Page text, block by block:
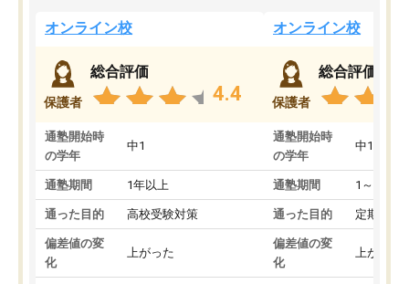
オンライン校
保護者
総合評価
4.4
通塾開始時
の学年
中1
通塾期間 1年以上
通った目的 高校受験対策
偏差値の変
化
上がった
オンライン校
保護者
総合評価
通塾開始時
の学年
中1
通塾期間 1～3ヵ月
通った目的 定期テス
偏差値の変
化
上がった